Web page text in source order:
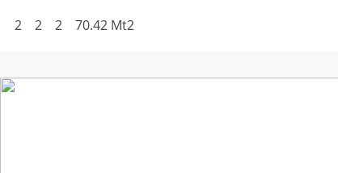
2 2 2 70.42 Mt2